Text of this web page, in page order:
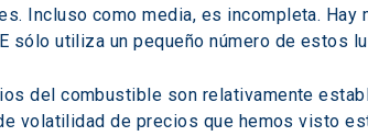
Incluso como media, es incompleta.
sólo utiliza un pequeño número de estos
del combustible son relativamente
volatilidad de precios que hemos visto